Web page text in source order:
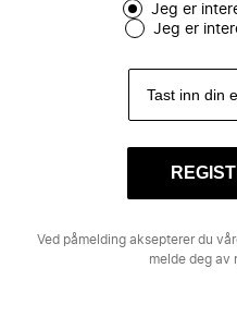
Jeg er
Jeg er
Ved påmelding aksepterer du
melde deg av